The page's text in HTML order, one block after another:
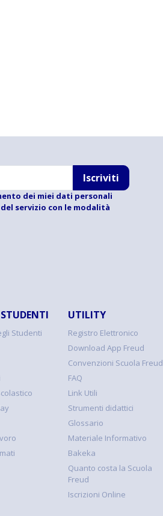
Iscriviti
dei miei dati personali
servizio con le modalità
Studenti
UTILITY
Registro Elettronico
Download App Freud
Convenzioni Scuola Freud
FAQ
Link Utili
Strumenti didattici
Glossario
Materiale Informativo
Bakeka
Quanto costa la Scuola
Freud
Iscrizioni Online